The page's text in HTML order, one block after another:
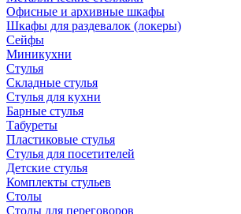
Офисные и архивные шкафы
Шкафы для раздевалок (локеры)
Сейфы
Миникухни
Стулья
Складные стулья
Стулья для кухни
Барные стулья
Табуреты
Пластиковые стулья
Стулья для посетителей
Детские стулья
Комплекты стульев
Столы
Столы для переговоров